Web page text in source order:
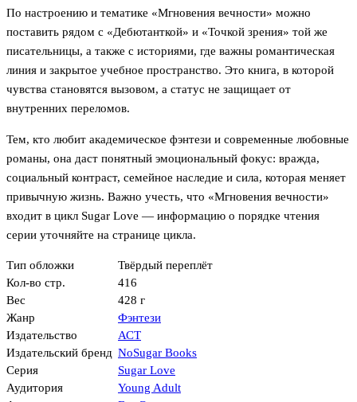
По настроению и тематике «Мгновения вечности» можно
поставить рядом с «Дебютанткой» и «Точкой зрения» той же
писательницы, а также с историями, где важны романтическая
линия и закрытое учебное пространство. Это книга, в которой
чувства становятся вызовом, а статус не защищает от
внутренних переломов.
Тем, кто любит академическое фэнтези и современные любовные
романы, она даст понятный эмоциональный фокус: вражда,
социальный контраст, семейное наследие и сила, которая меняет
привычную жизнь. Важно учесть, что «Мгновения вечности»
входит в цикл Sugar Love — информацию о порядке чтения
серии уточняйте на странице цикла.
Тип обложки
Твёрдый переплёт
Кол-во стр.
416
Вес
428 г
Жанр
Фэнтези
Издательство
АСТ
Издательский бренд NoSugar Books
Серия
Sugar Love
Аудитория
Young Adult